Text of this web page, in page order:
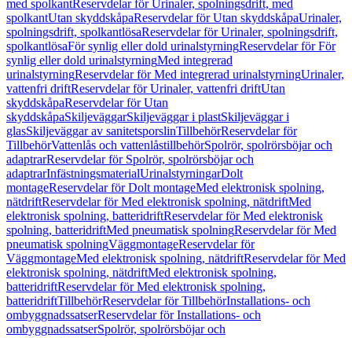
med spolkantReservdelar för Urinaler, spolningsdrift, med
spolkantUtan skyddskåpaReservdelar för Utan skyddskåpaUrinaler,
spolningsdrift, spolkantlösaReservdelar för Urinaler, spolningsdrift,
spolkantlösaFör synlig eller dold urinalstyrningReservdelar för För
synlig eller dold urinalstyrningMed integrerad
urinalstyrningReservdelar för Med integrerad urinalstyrningUrinaler,
vattenfri driftReservdelar för Urinaler, vattenfri driftUtan
skyddskåpaReservdelar för Utan
skyddskåpaSkiljeväggarSkiljeväggar i plastSkiljeväggar i
glasSkiljeväggar av sanitetsporslinTillbehörReservdelar för
TillbehörVattenlås och vattenlåstillbehörSpolrör, spolrörsböjar och
adaptrarReservdelar för Spolrör, spolrörsböjar och
adaptrarInfästningsmaterialUrinalstyrningarDolt
montageReservdelar för Dolt montageMed elektronisk spolning,
nätdriftReservdelar för Med elektronisk spolning, nätdriftMed
elektronisk spolning, batteridriftReservdelar för Med elektronisk
spolning, batteridriftMed pneumatisk spolningReservdelar för Med
pneumatisk spolningVäggmontageReservdelar för
VäggmontageMed elektronisk spolning, nätdriftReservdelar för Med
elektronisk spolning, nätdriftMed elektronisk spolning,
batteridriftReservdelar för Med elektronisk spolning,
batteridriftTillbehörReservdelar för TillbehörInstallations- och
ombyggnadssatserReservdelar för Installations- och
ombyggnadssatserSpolrör, spolrörsböjar och